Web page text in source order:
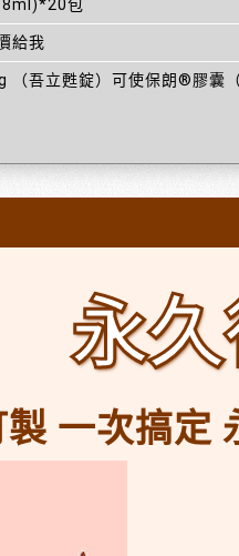
包
給我
吾立甦錠）可使保朗®膠囊
永
一次搞定